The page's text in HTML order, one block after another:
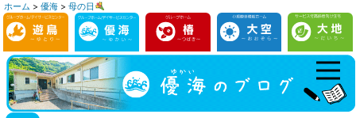
コ
ン
テ
ン
ツ
ホーム > 優海 > 母の日